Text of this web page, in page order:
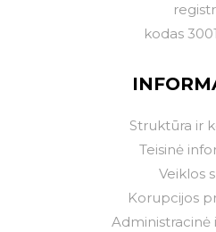
kodas
Struktūra ir
Teisinė
Veiklos
Korupcijos
Administracinė